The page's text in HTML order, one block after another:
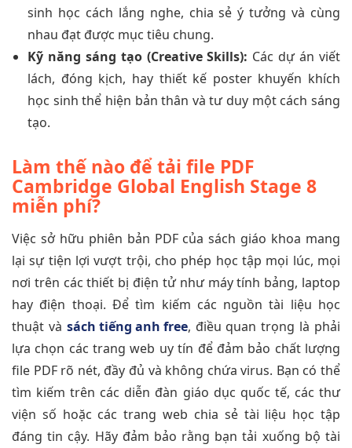
sinh học cách lắng nghe, chia sẻ ý tưởng và cùng
nhau đạt được mục tiêu chung.
Kỹ năng sáng tạo (Creative Skills): Các dự án viết
lách, đóng kịch, hay thiết kế poster khuyến khích
học sinh thể hiện bản thân và tư duy một cách sáng
tạo.
Làm thế nào để tải file PDF
Cambridge Global English Stage 8
miễn phí?
Việc sở hữu phiên bản PDF của sách giáo khoa mang
lại sự tiện lợi vượt trội, cho phép học tập mọi lúc, mọi
nơi trên các thiết bị điện tử như máy tính bảng, laptop
hay điện thoại. Để tìm kiếm các nguồn tài liệu học
thuật và sách tiếng anh free, điều quan trọng là phải
lựa chọn các trang web uy tín để đảm bảo chất lượng
file PDF rõ nét, đầy đủ và không chứa virus. Bạn có thể
tìm kiếm trên các diễn đàn giáo dục quốc tế, các thư
viện số hoặc các trang web chia sẻ tài liệu học tập
đáng tin cậy. Hãy đảm bảo rằng bạn tải xuống bộ tài